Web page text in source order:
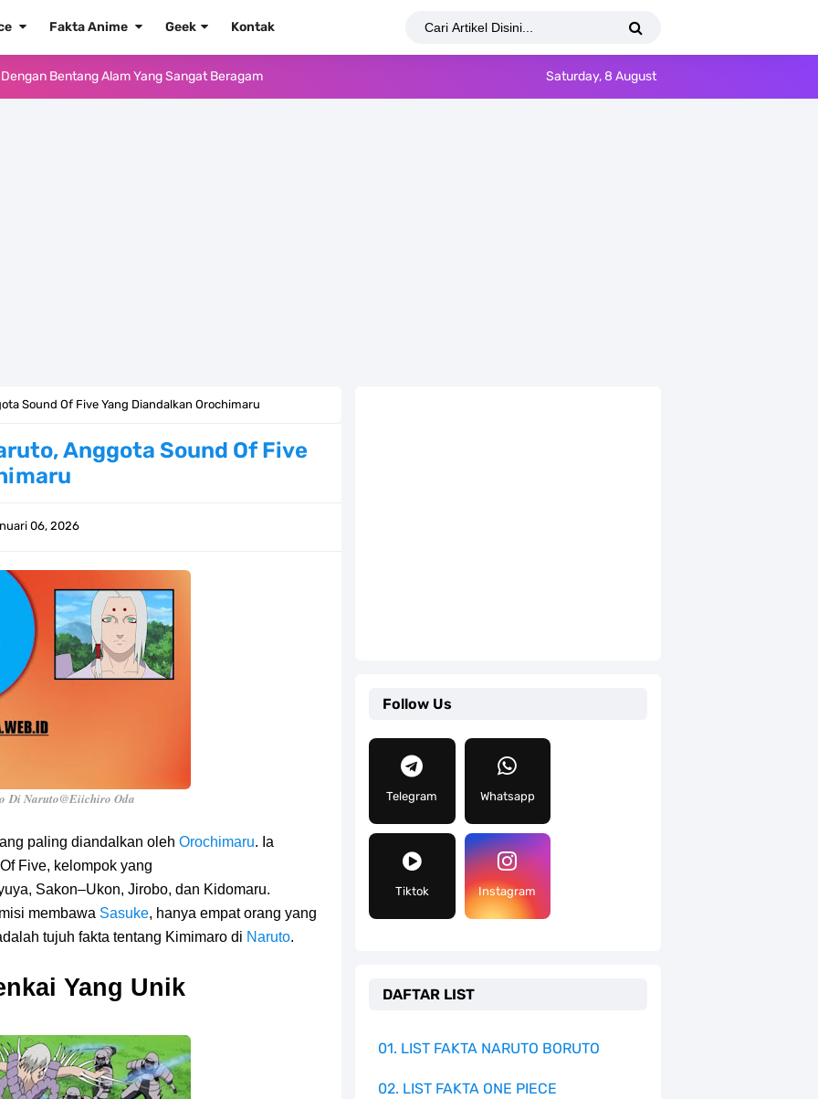
Fakta Anime Geek Kontak
Bentang Alam Yang Sangat Beragam
Sunda Dengan Rasa Yang Enaknya Nagih
Yang Sangat Ingin Dikunjungi Usopp
Mampu Menipu Sensor Wanita Milik Sanji
Apa Klub Jagoan Kamu Termasuk
Yang Berada Di Kawasan Pasifik Barat
Mudah Untuk Kamu Lakukan Sendiri
Penting Dalam Perfilman Indonesia
Untuk Menjadi Cemilan Bersama Keluarga
Mudah Dan Tidak Ribet Sama Sekali
Jadi Penanggung Jawab Penjara Udon
Yang Poster Bountynya Poster Konser
Saturday, 8 August
Sound Of Five Yang Diandalkan Orochimaru
Anggota Sound Of Five
06, 2026
Di Naruto@Eiichiro Oda
paling diandalkan oleh Orochimaru. Ia
Five, kelompok yang
Sakon–Ukon, Jirobo, dan Kidomaru.
membawa Sasuke, hanya empat orang yang
tujuh fakta tentang Kimimaro di Naruto.
Yang Unik
Follow Us
Telegram Whatsapp
Tiktok Instagram
DAFTAR LIST
01. LIST FAKTA NARUTO BORUTO
02. LIST FAKTA ONE PIECE